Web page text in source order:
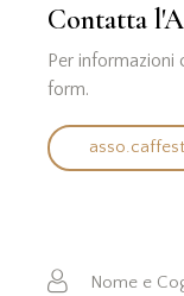
Contatta
Per informazioni
form.